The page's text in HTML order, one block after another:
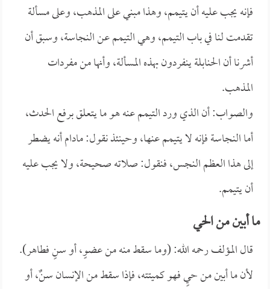
فإنه يجب عليه أن يتيمم، وهذا مبني على المذهب، وعلى مسألة
تقدمت لنا في باب التيمم، وهي التيمم عن النجاسة، وسبق أن
أشرنا أن الحنابلة ينفردون بهذه المسألة، وأنها من مفردات
المذهب.
والصواب: أن الذي ورد التيمم عنه هو ما يتعلق برفع الحدث،
أما النجاسة فإنه لا يتيمم عنها، وحينئذ نقول: مادام أنه يضطر
إلى هذا العظم النجس، فنقول: صلاته صحيحة، ولا يجب عليه
أن يتيمم.
ما أبين من الحي
قال المؤلف رحمه الله: (وما سقط منه من عضوٍ، أو سنٍ فطاهر).
لأن ما أبين من حيٍ فهو كميتته، فإذا سقط من الإنسان سنٌ، أو